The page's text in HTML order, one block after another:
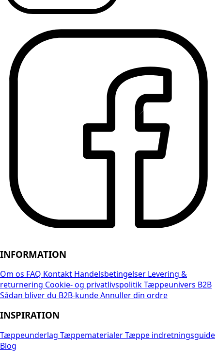
INFORMATION
Om os FAQ Kontakt Handelsbetingelser Levering &
returnering Cookie- og privatlivspolitikTæppeunivers B2B
Sådan bliver du B2B-kundeAnnuller din ordre
INSPIRATION
Tæppeunderlag TæppematerialerTæppe indretningsguide
Blog